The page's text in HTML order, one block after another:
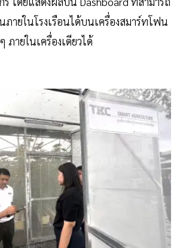
ภายในโรงเรือนได้บนเครื่องสมาร์ทโฟน
ายในเครื่องเดียวได้